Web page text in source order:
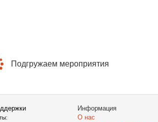
Подгружаем мероприятия
Информация
О нас